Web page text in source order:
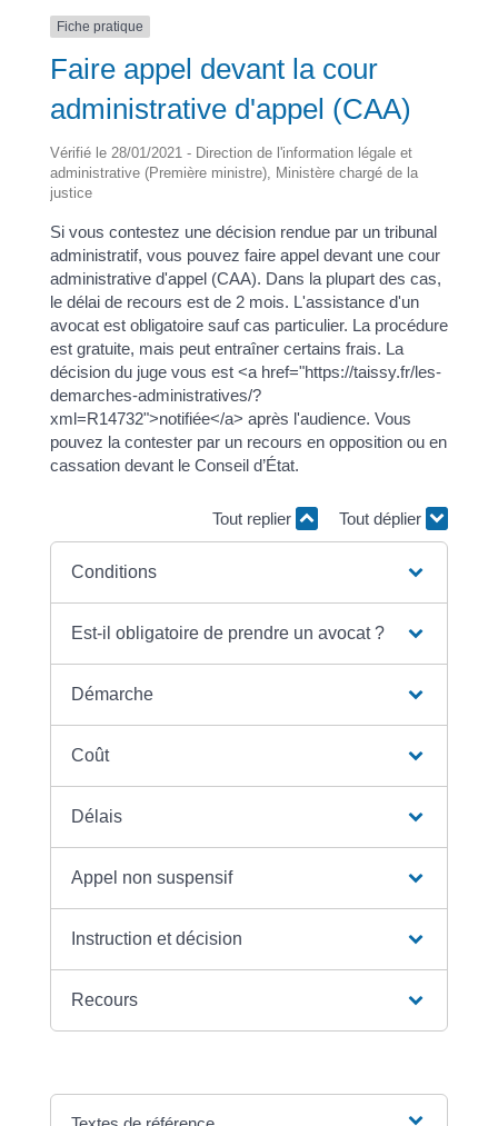
Fiche pratique
Faire appel devant la cour
administrative d'appel (CAA)
Vérifié le 28/01/2021 - Direction de l'information légale et
administrative (Première ministre), Ministère chargé de la
justice
Si vous contestez une décision rendue par un tribunal
administratif, vous pouvez faire appel devant une cour
administrative d'appel (CAA). Dans la plupart des cas,
le délai de recours est de 2 mois. L'assistance d'un
avocat est obligatoire sauf cas particulier. La procédure
est gratuite, mais peut entraîner certains frais. La
décision du juge vous est <a href="https://taissy.fr/les-
demarches-administratives/?
xml=R14732">notifiée</a> après l'audience. Vous
pouvez la contester par un recours en opposition ou en
cassation devant le Conseil d’État.
Tout replier Tout déplier
Conditions
Est-il obligatoire de prendre un avocat ?
Démarche
Coût
Délais
Appel non suspensif
Instruction et décision
Recours